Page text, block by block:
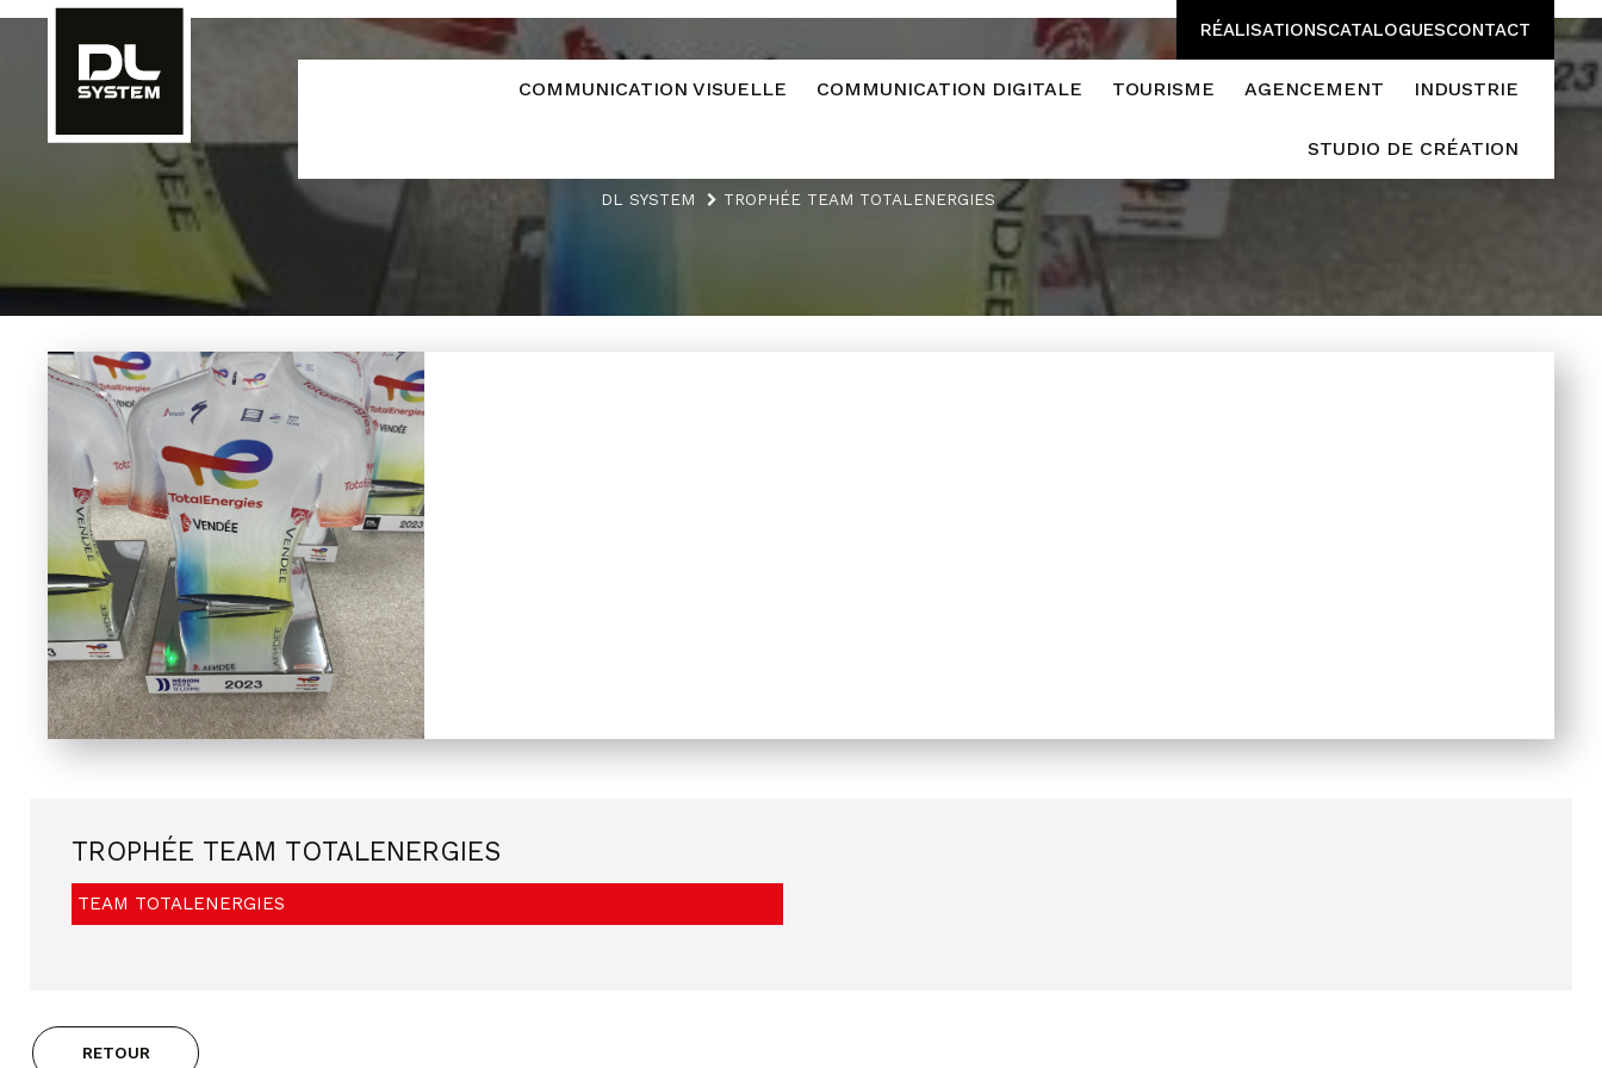
COMMUNICATION VISUELLE COMMUNICATION DIGITALE TOURISME AGENCEMENT INDUSTRIE
STUDIO DE CRÉATION
RÉALISATIONSCATALOGUESCONTACT
DL SYSTEM TROPHÉE TEAM TOTALENERGIES
TROPHÉE TEAM TOTALENERGIES
TEAM TOTALENERGIES
RETOUR
Panneau de gestion des cookies